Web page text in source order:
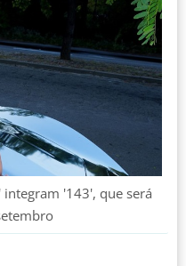
'143', que será